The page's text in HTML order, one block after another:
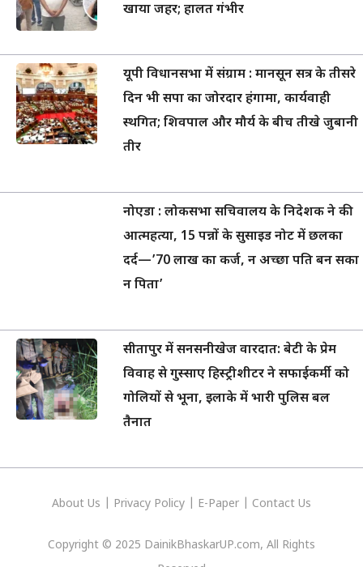
खाया जहर; हालत गंभीर
यूपी विधानसभा में संग्राम : मानसून सत्र के तीसरे
दिन भी सपा का जोरदार हंगामा, कार्यवाही
स्थगित; शिवपाल और मौर्य के बीच तीखे जुबानी
तीर
नोएडा : लोकसभा सचिवालय के निदेशक ने की
आत्महत्या, 15 पन्नों के सुसाइड नोट में छलका
दर्द—’70 लाख का कर्ज, न अच्छा पति बन सका
न पिता’
सीतापुर में सनसनीखेज वारदात: बेटी के प्रेम
विवाह से गुस्साए हिस्ट्रीशीटर ने सफाईकर्मी को
गोलियों से भूना, इलाके में भारी पुलिस बल
तैनात
About Us Privacy Policy E-Paper Contact Us
Copyright © 2025 DainikBhaskarUP.com, All Rights